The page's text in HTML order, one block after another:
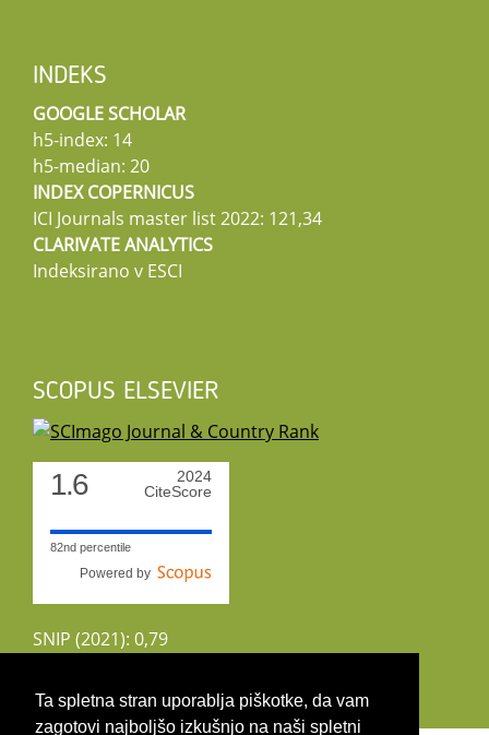
Ta spletna stran uporablja piškotke, da vam
zagotovi najboljšo izkušnjo na naši spletni
INDEKS
GOOGLE SCHOLAR
h5-index: 14
h5-median: 20
INDEX COPERNICUS
ICI Journals master list 2022: 121,34
CLARIVATE ANALYTICS
Indeksirano v ESCI
SCOPUS ELSEVIER
1.6
2024
CiteScore
82nd percentile
Powered by
SNIP (2021): 0,79